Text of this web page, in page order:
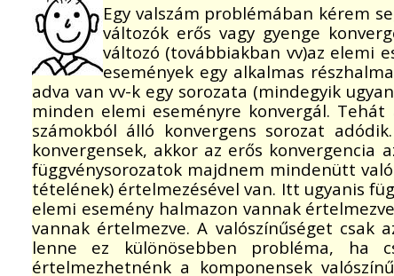
Egy valszám problémában kérem
változók erős vagy gyenge
változó (továbbiakban vv)az elemi
események egy alkalmas
adva van vv-k egy sorozata (mindegyik
minden elemi eseményre konvergál.
számokból álló konvergens sorozat
konvergensek, akkor az erős konvergencia
függvénysorozatok majdnem mindenütt
tételének) értelmezésével van. Itt ugyanis
elemi esemény halmazon vannak
vannak értelmezve. A valószínűséget csak
lenne ez különösebben probléma, ha
értelmezhetnénk a komponensek